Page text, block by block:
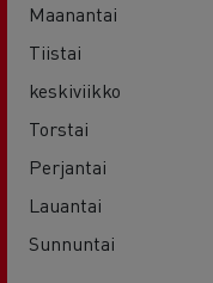
Maanantai
Tiistai
keskiviikko
Torstai
Perjantai
Lauantai
Sunnuntai